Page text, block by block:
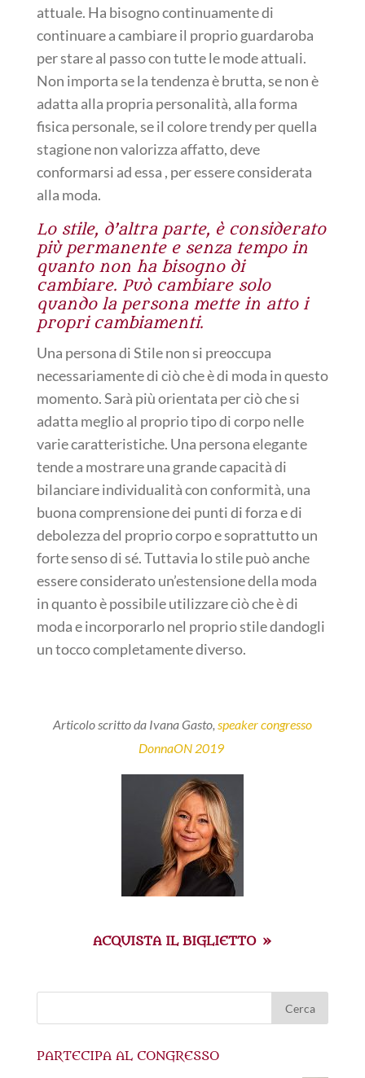
attuale. Ha bisogno continuamente di
continuare a cambiare il proprio guardaroba
per stare al passo con tutte le mode attuali.
Non importa se la tendenza è brutta, se non è
adatta alla propria personalità, alla forma
fisica personale, se il colore trendy per quella
stagione non valorizza affatto, deve
conformarsi ad essa , per essere considerata
alla moda.
Lo stile, d’altra parte, è considerato
più permanente e senza tempo in
quanto non ha bisogno di
cambiare. Può cambiare solo
quando la persona mette in atto i
propri cambiamenti.
Una persona di Stile non si preoccupa
necessariamente di ciò che è di moda in questo
momento. Sarà più orientata per ciò che si
adatta meglio al proprio tipo di corpo nelle
varie caratteristiche. Una persona elegante
tende a mostrare una grande capacità di
bilanciare individualità con conformità, una
buona comprensione dei punti di forza e di
debolezza del proprio corpo e soprattutto un
forte senso di sé. Tuttavia lo stile può anche
essere considerato un’estensione della moda
in quanto è possibile utilizzare ciò che è di
moda e incorporarlo nel proprio stile dandogli
un tocco completamente diverso.
Articolo scritto da Ivana Gasto, speaker congresso
DonnaON 2019
ACQUISTA IL BIGLIETTO »
PARTECIPA AL CONGRESSO